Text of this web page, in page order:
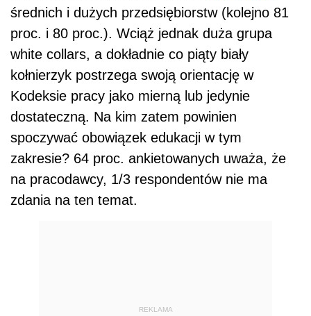
średnich i dużych przedsiębiorstw (kolejno 81
proc. i 80 proc.). Wciąż jednak duża grupa
white collars, a dokładnie co piąty biały
kołnierzyk postrzega swoją orientację w
Kodeksie pracy jako mierną lub jedynie
dostateczną. Na kim zatem powinien
spoczywać obowiązek edukacji w tym
zakresie? 64 proc. ankietowanych uważa, że
na pracodawcy, 1/3 respondentów nie ma
zdania na ten temat.
REKLAMA